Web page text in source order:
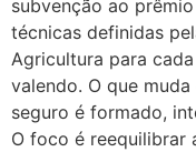
subvenção ao
técnicas definidas
Agricultura para
valendo. O que
seguro é formado,
O foco é reequilibrar